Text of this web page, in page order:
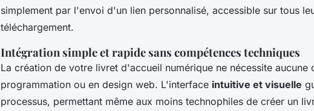
simplement par l'envoi d'un lien personnalisé, accessible sur tous
téléchargement.
Intégration simple et rapide sans compétences techniques
La création de votre livret d'accueil numérique ne nécessite aucune
programmation ou en design web. L'interface intuitive et visuelle
processus, permettant même aux moins technophiles de créer un